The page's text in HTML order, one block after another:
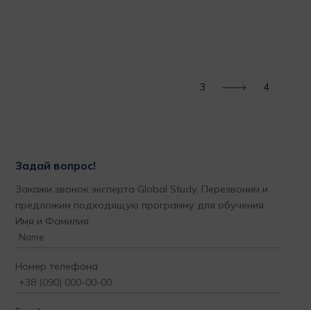
3 4
Задай вопрос!
Закажи звонок эксперта Global Study. Перезвоним и
предложим подходящую программу для обучения.
Имя и Фамилия
Номер телефона